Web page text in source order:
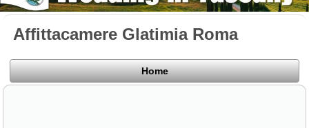
Affittacamere Glatimia Roma
Home